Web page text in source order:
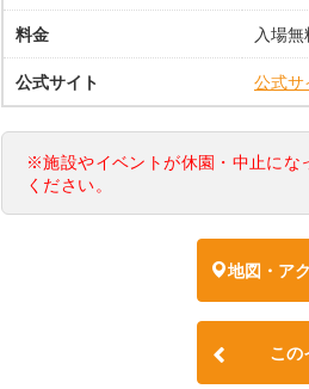
料金 入場無
公式サイト 公式サ
※施設やイベントが休園・中止にな
ください。
地図・ア
この